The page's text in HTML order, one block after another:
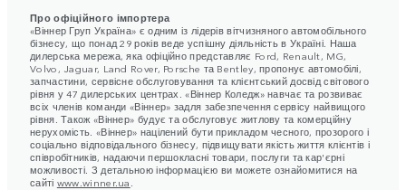
Про офіційного імпортера
«Віннер Груп Україна» є одним із лідерів вітчизняного автомобільного
бізнесу, що понад 29 років веде успішну діяльність в Україні. Наша
дилерська мережа, яка офіційно представляє Ford, Renault, MG,
Volvo, Jaguar, Land Rover, Porsche та Bentley, пропонує автомобілі,
запчастини, сервісне обслуговування та клієнтський досвід світового
рівня у 47 дилерських центрах. «Віннер Коледж» навчає та розвиває
всіх членів команди «Віннер» задля забезпечення сервісу найвищого
рівня. Також «Віннер» будує та обслуговує житлову та комерційну
нерухомість. «Віннер» націлений бути прикладом чесного, прозорого і
соціально відповідального бізнесу, підвищувати якість життя клієнтів і
співробітників, надаючи першокласні товари, послуги та кар'єрні
можливості. З детальною інформацією ви можете ознайомитися на
сайті www.winner.ua